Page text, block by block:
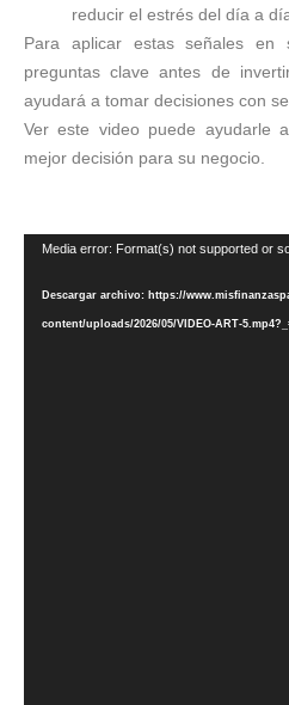
reducir el estrés del día a
Para aplicar estas señales en
preguntas clave antes de
ayudará a tomar decisiones con
Ver este video puede ayudarle
mejor decisión para su negocio.
Reproductor
vídeo
Media error: Format(s) not supported or
Descargar archivo: https://
content/uploads/2026/05/VIDEO-ART-